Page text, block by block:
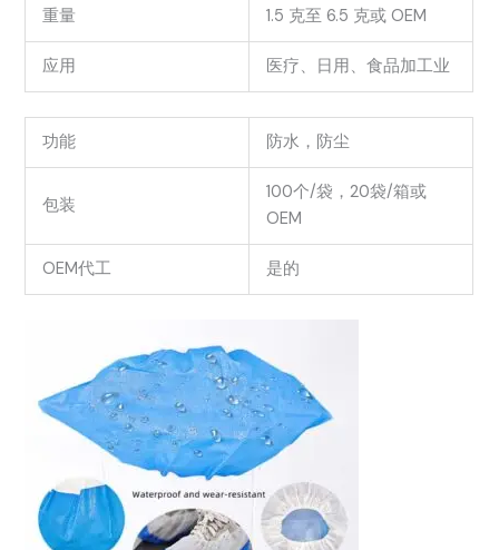
重量 1.5 克至 6.5 克或 OEM
应用 医疗、日用、食品加工业
功能 防水，防尘
包装
100个/袋，20袋/箱或
OEM
OEM代工 是的